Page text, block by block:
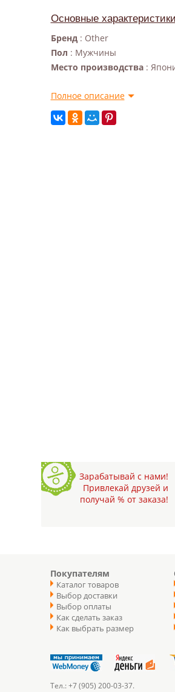
Основные
Бренд : Other
Пол : Мужчины
Место производства :
Полное описание
Зарабатывай с нами!
Привлекай друзей и
получай % от заказа!
Покупателям
Каталог товаров
Выбор доставки
Выбор оплаты
Как сделать заказ
Как выбрать размер
Тел.: +7 (905) 200-03-37.